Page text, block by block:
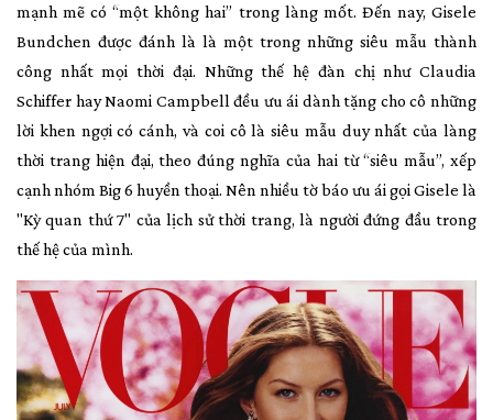
mạnh mẽ có “một không hai” trong làng mốt. Đến nay, Gisele
Bundchen được đánh là là một trong những siêu mẫu thành
công nhất mọi thời đại. Những thế hệ đàn chị như Claudia
Schiffer hay Naomi Campbell đều ưu ái dành tặng cho cô những
lời khen ngợi có cánh, và coi cô là siêu mẫu duy nhất của làng
thời trang hiện đại, theo đúng nghĩa của hai từ “siêu mẫu”, xếp
cạnh nhóm Big 6 huyền thoại. Nên nhiều tờ báo ưu ái gọi Gisele là
"Kỳ quan thứ 7" của lịch sử thời trang, là người đứng đầu trong
thế hệ của mình.